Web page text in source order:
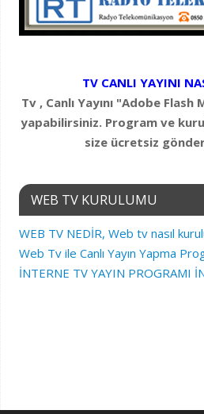
TV CANLI YAYINI
Tv , Canlı Yayını "Adobe
yapabilirsiniz. Program ve
size ücretsiz
WEB TV KURULUMU
WEB TV NEDİR, Web tv nasıl
Web Tv ile Canlı Yayın Yapma
İNTERNE TV YAYIN PROGRAMI